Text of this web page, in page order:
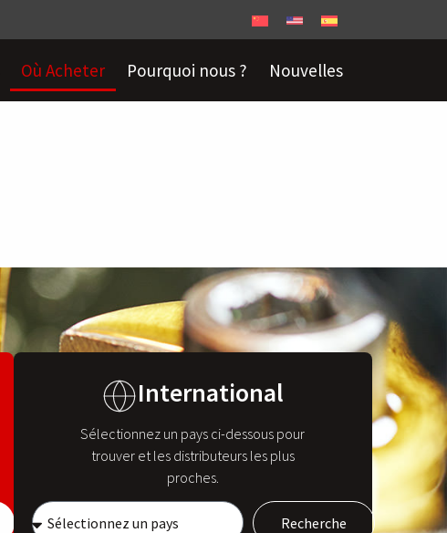
Où Acheter Pourquoi nous ? Nouvelles
International
Sélectionnez un pays ci-dessous pour
trouver et les distributeurs les plus
proches.
Recherche